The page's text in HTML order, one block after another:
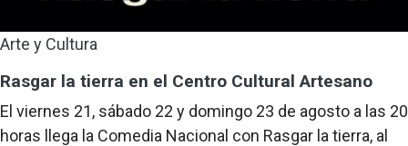
Arte y Cultura
Rasgar la tierra en el Centro Cultural Artesano
El viernes 21, sábado 22 y domingo 23 de agosto a las 20
horas llega la Comedia Nacional con Rasgar la tierra, al